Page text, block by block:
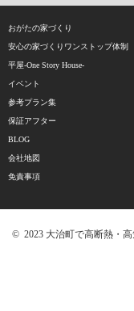
おがたの家づくり
安心の家づくりワンストップ体制
平屋-One Story House-
イベント
参考プラン集
保証アフター
BLOG
会社地図
免責事項
© 2023 大治町で高断熱・